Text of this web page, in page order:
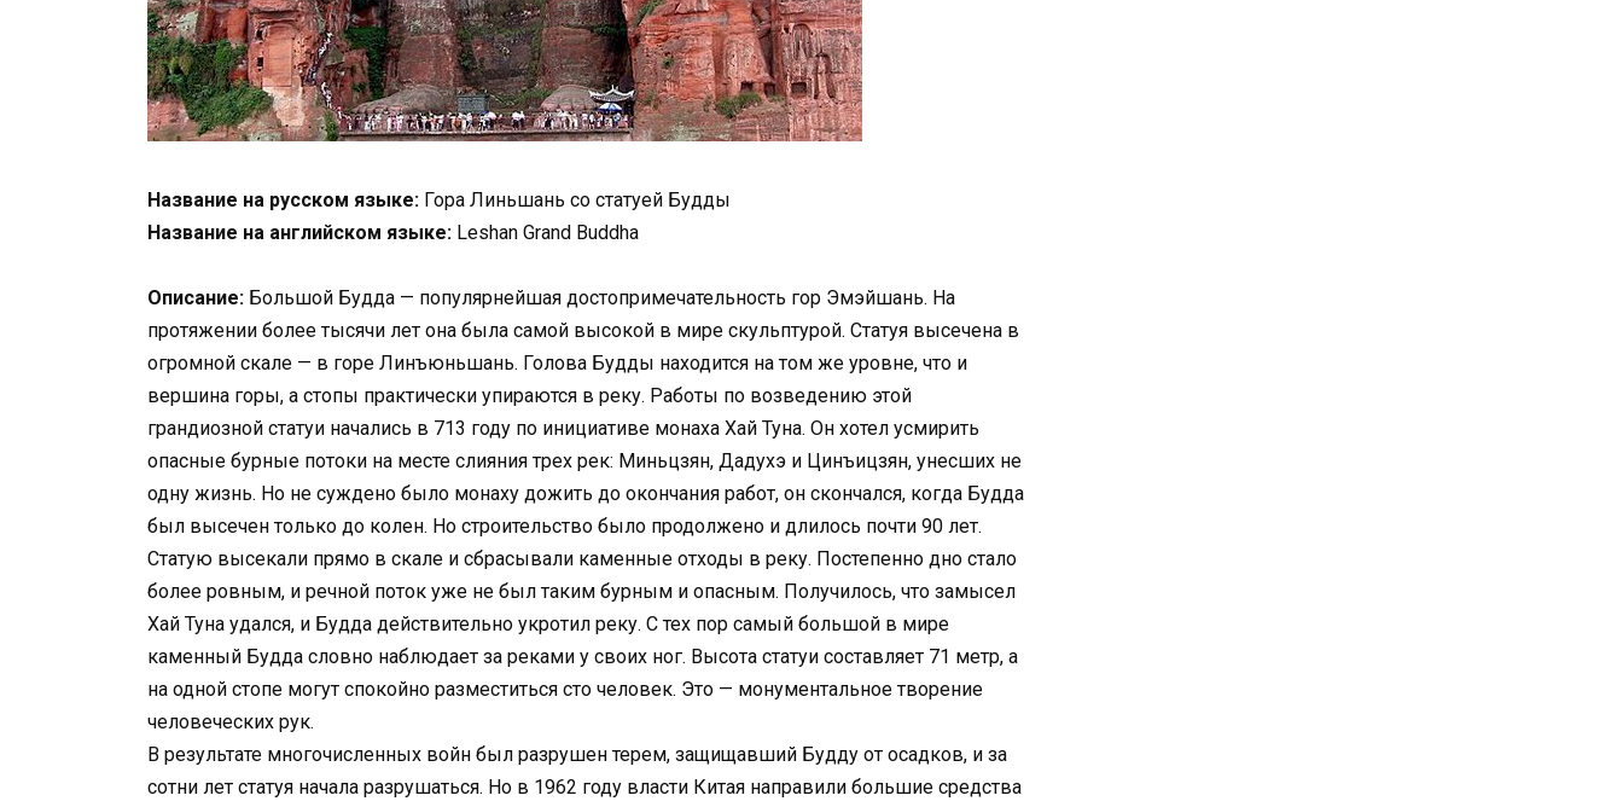
Название на русском языке: Гора Линьшань со статуей Будды
Название на английском языке: Leshan Grand Buddha
Описание: Большой Будда — популярнейшая достопримечательность гор Эмэйшань. На
протяжении более тысячи лет она была самой высокой в мире скульптурой. Статуя высечена в
огромной скале — в горе Линъюньшань. Голова Будды находится на том же уровне, что и
вершина горы, а стопы практически упираются в реку. Работы по возведению этой
грандиозной статуи начались в 713 году по инициативе монаха Хай Туна. Он хотел усмирить
опасные бурные потоки на месте слияния трех рек: Миньцзян, Дадухэ и Цинъицзян, унесших не
одну жизнь. Но не суждено было монаху дожить до окончания работ, он скончался, когда Будда
был высечен только до колен. Но строительство было продолжено и длилось почти 90 лет.
Статую высекали прямо в скале и сбрасывали каменные отходы в реку. Постепенно дно стало
более ровным, и речной поток уже не был таким бурным и опасным. Получилось, что замысел
Хай Туна удался, и Будда действительно укротил реку. С тех пор самый большой в мире
каменный Будда словно наблюдает за реками у своих ног. Высота статуи составляет 71 метр, а
на одной стопе могут спокойно разместиться сто человек. Это — монументальное творение
человеческих рук.
В результате многочисленных войн был разрушен терем, защищавший Будду от осадков, и за
сотни лет статуя начала разрушаться. Но в 1962 году власти Китая направили большие средства